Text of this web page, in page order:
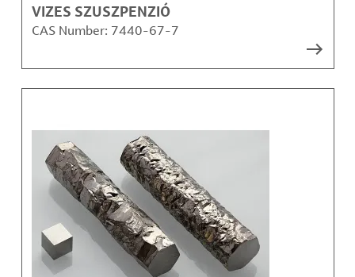
VIZES SZUSZPENZIÓ
CAS Number: 7440-67-7